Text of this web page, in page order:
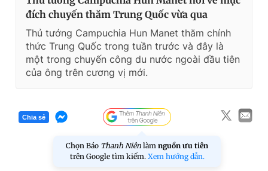
đích chuyến thăm Trung Quốc vừa qua
Thủ tướng Campuchia Hun Manet thăm chính
thức Trung Quốc trong tuần trước và đây là
một trong chuyến công du nước ngoài đầu tiên
của ông trên cương vị mới.
Chia sẻ
Chọn Báo Thanh Niên làm nguồn ưu tiên
trên Google tìm kiếm. Xem hướng dẫn.